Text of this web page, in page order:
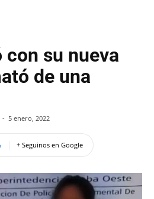
su nueva
de una
- 5 enero, 2022
+ Seguinos en Google